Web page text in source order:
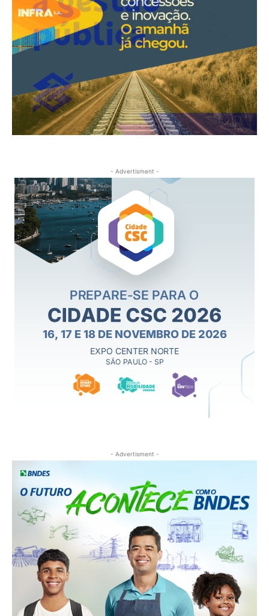
- Advertisment -
- Advertisment -